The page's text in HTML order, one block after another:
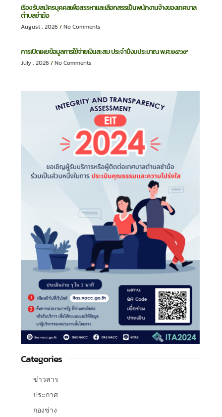
เรื่อง รับสมัครบุคคลเพื่อสรรหาและเลือกสรรเป็นพนักงานจ้างของเทศบาล
ตำบลชำฆ้อ
August , 2026 No Comments
การเปิดเผยข้อมูลการใช้จ่ายเงินสะสม ประจำปีงบประมาณ พ.ศ.๒๕๖๙
July , 2026 No Comments
Categories
ข่าวสาร
ประกาศ
กองช่าง